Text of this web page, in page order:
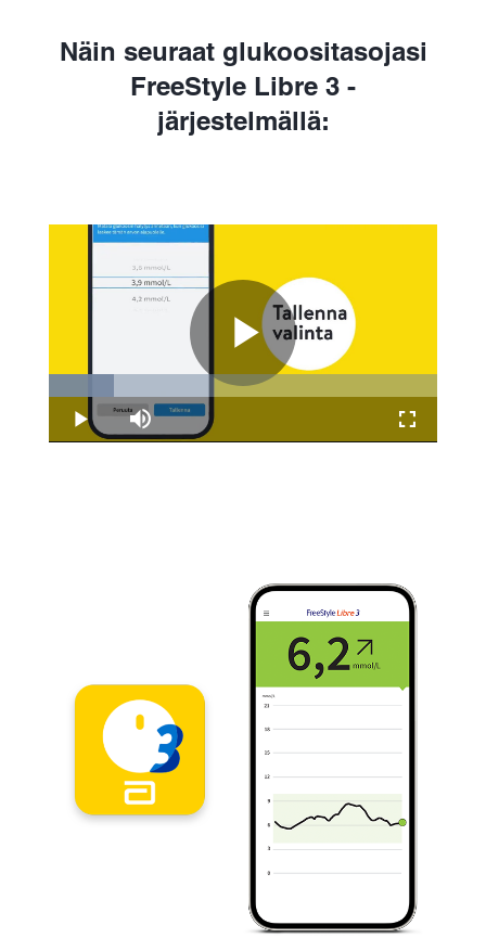
Näin seuraat glukoositasojasi
FreeStyle Libre 3 -
järjestelmällä:
Play
Play Mute
16.75%
Fullscreen